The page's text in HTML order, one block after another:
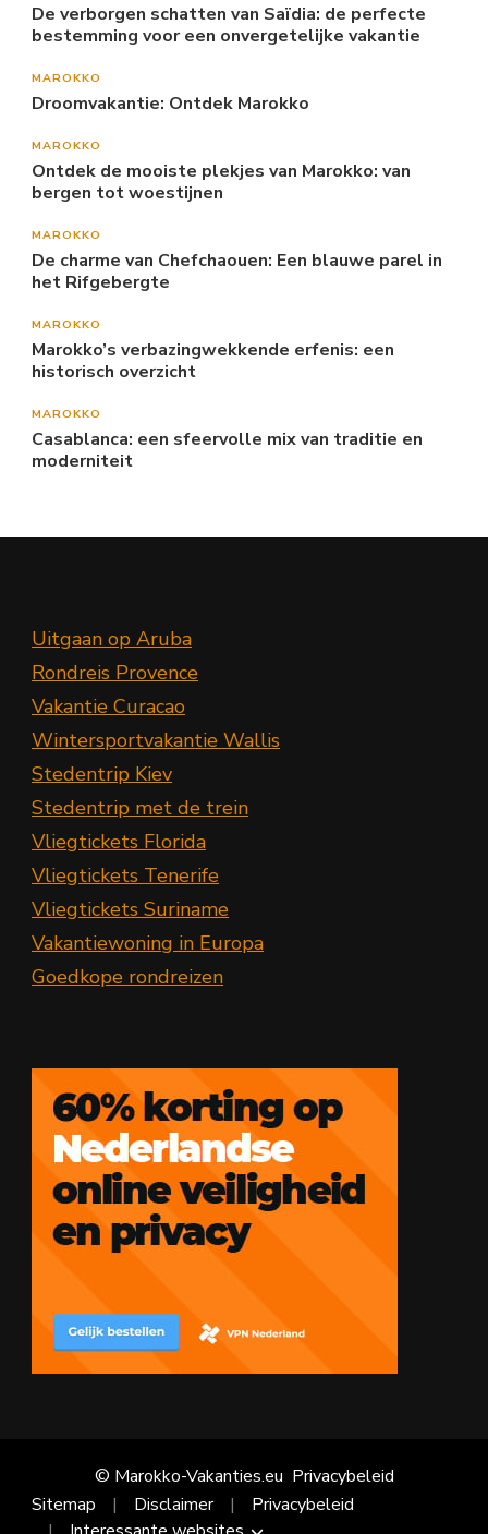
De verborgen schatten van Saïdia: de perfecte
bestemming voor een onvergetelijke vakantie
MAROKKO
Droomvakantie: Ontdek Marokko
MAROKKO
Ontdek de mooiste plekjes van Marokko: van
bergen tot woestijnen
MAROKKO
De charme van Chefchaouen: Een blauwe parel in
het Rifgebergte
MAROKKO
Marokko’s verbazingwekkende erfenis: een
historisch overzicht
MAROKKO
Casablanca: een sfeervolle mix van traditie en
moderniteit
Uitgaan op Aruba
Rondreis Provence
Vakantie Curacao
Wintersportvakantie Wallis
Stedentrip Kiev
Stedentrip met de trein
Vliegtickets Florida
Vliegtickets Tenerife
Vliegtickets Suriname
Vakantiewoning in Europa
Goedkope rondreizen
© Marokko-Vakanties.eu Privacybeleid
Sitemap
Disclaimer
Privacybeleid